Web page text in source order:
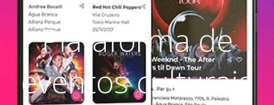
Plataforma de
eventos culturais